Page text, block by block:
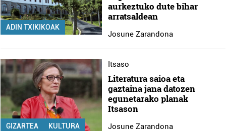
ADIN TXIKIKOAK
aurkeztuko dute bihar
arratsaldean
Josune Zarandona
GIZARTEA KULTURA
Itsaso
Literatura saioa eta
gaztaina jana datozen
egunetarako planak
Itsason
Josune Zarandona